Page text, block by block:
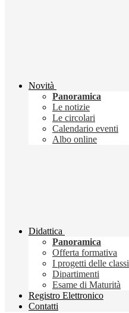
Novità
Panoramica
Le notizie
Le circolari
Calendario eventi
Albo online
Didattica
Panoramica
Offerta formativa
I progetti delle classi
Dipartimenti
Esame di Maturità
Registro Elettronico
Contatti